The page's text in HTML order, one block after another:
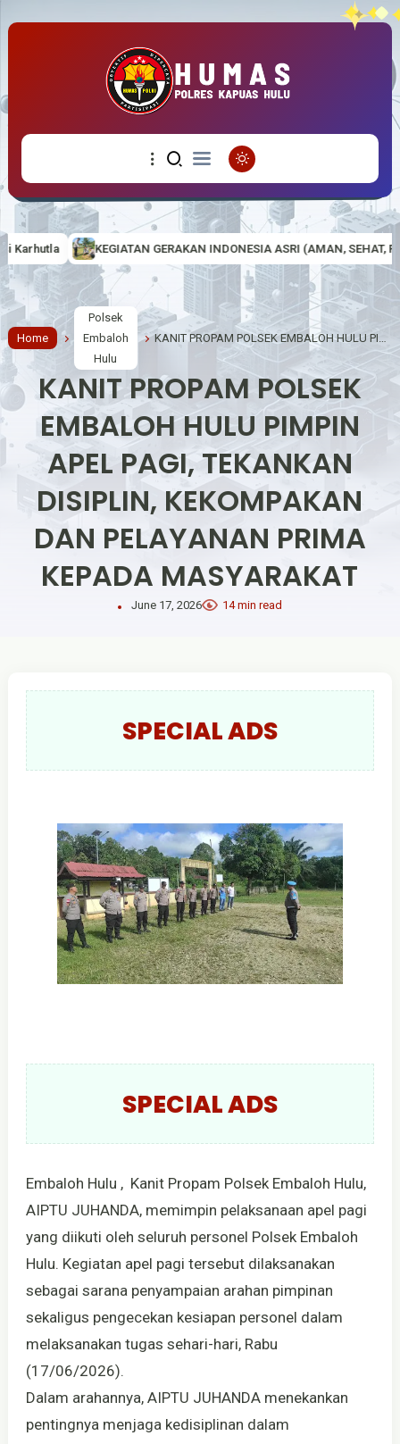
GERAKAN INDONESIA ASRI (AMAN, SEHAT, RESIK DAN INDAH) DI
Home
Polsek
Embaloh
Hulu
KANIT PROPAM POLSEK EMBALOH HULU PIMPIN APEL PAGI, TEKANKAN DISIPLIN, KEKOMPAKAN DAN PELAYANAN PRIMA KEPADA MASYARAKAT
KANIT PROPAM POLSEK
EMBALOH HULU PIMPIN
APEL PAGI, TEKANKAN
DISIPLIN, KEKOMPAKAN
DAN PELAYANAN PRIMA
KEPADA MASYARAKAT
June 17, 2026 14 min read
SPECIAL ADS
SPECIAL ADS
Embaloh Hulu , Kanit Propam Polsek Embaloh Hulu,
AIPTU JUHANDA, memimpin pelaksanaan apel pagi
yang diikuti oleh seluruh personel Polsek Embaloh
Hulu. Kegiatan apel pagi tersebut dilaksanakan
sebagai sarana penyampaian arahan pimpinan
sekaligus pengecekan kesiapan personel dalam
melaksanakan tugas sehari-hari, Rabu
(17/06/2026).
Dalam arahannya, AIPTU JUHANDA menekankan
pentingnya menjaga kedisiplinan dalam